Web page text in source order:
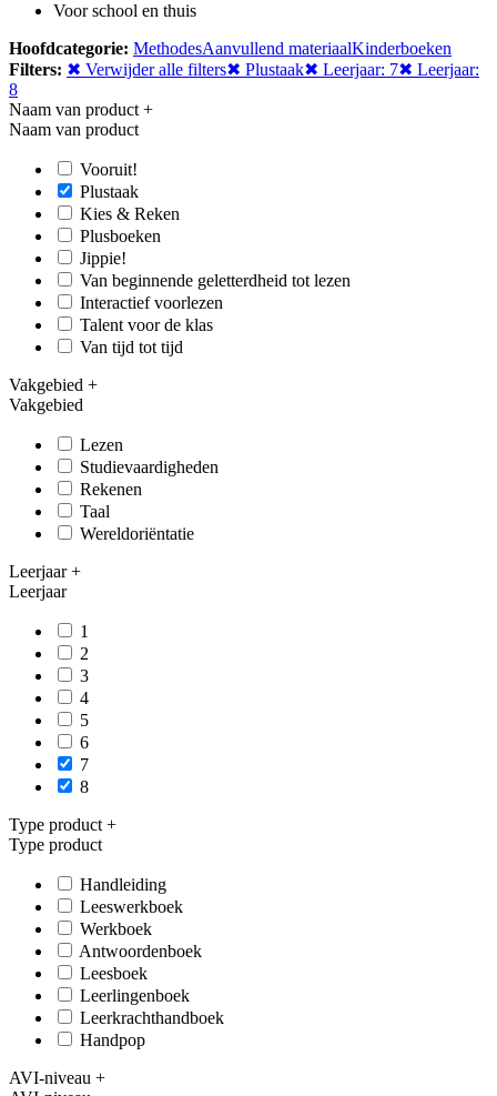
Voor school en thuis
Hoofdcategorie: MethodesAanvullend materiaalKinderboeken
Filters: ✖ Verwijder alle filters✖ Plustaak✖ Leerjaar: 7✖ Leerjaar:
8
Naam van product +
Naam van product
Vooruit!
Plustaak
Kies & Reken
Plusboeken
Jippie!
Van beginnende geletterdheid tot lezen
Interactief voorlezen
Talent voor de klas
Van tijd tot tijd
Vakgebied +
Vakgebied
Lezen
Studievaardigheden
Rekenen
Taal
Wereldoriëntatie
Leerjaar+
Leerjaar
1
2
3
4
5
6
7
8
Type product +
Type product
Handleiding
Leeswerkboek
Werkboek
Antwoordenboek
Leesboek
Leerlingenboek
Leerkrachthandboek
Handpop
AVI-niveau +